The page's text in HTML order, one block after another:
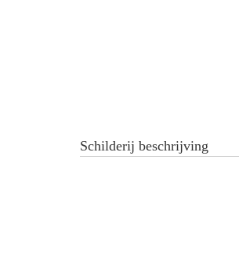
Schilderij beschrijving